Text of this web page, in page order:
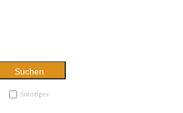
Suchen
Sonstiges